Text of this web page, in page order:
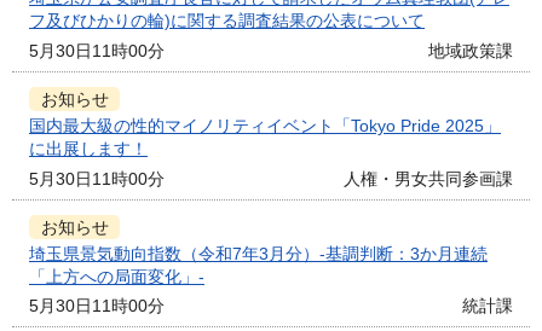
フ及びひかりの輪)に関する調査結果の公表について
5月30日11時00分
地域政策課
お知らせ
国内最大級の性的マイノリティイベント「Tokyo Pride 2025」
に出展します！
5月30日11時00分
人権・男女共同参画課
お知らせ
埼玉県景気動向指数（令和7年3月分）-基調判断：3か月連続
「上方への局面変化」-
5月30日11時00分
統計課